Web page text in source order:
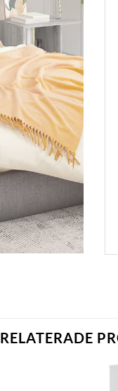
RELATERADE